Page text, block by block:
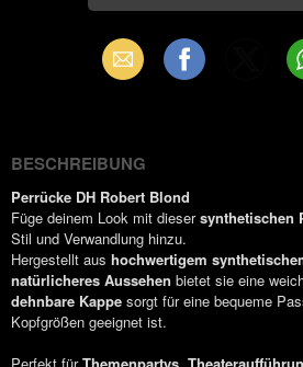
Email Facebook
BESCHREIBUNG
Perrücke DH Robert Blond
Füge deinem Look mit diesersynthetischen
Stil und Verwandlung hinzu.
Hergestellt aus hochwertigem
natürlicheres Aussehen bietet sie eine
dehnbare Kappe sorgt für eine bequeme
Kopfgrößen geeignet ist.